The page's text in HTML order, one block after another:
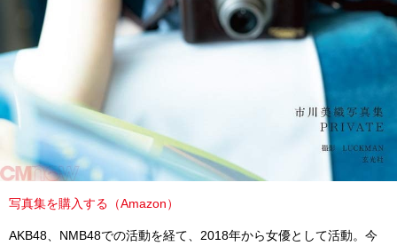
写真集を購入する（Amazon）
AKB48、NMB48での活動を経て、2018年から女優として活動。今